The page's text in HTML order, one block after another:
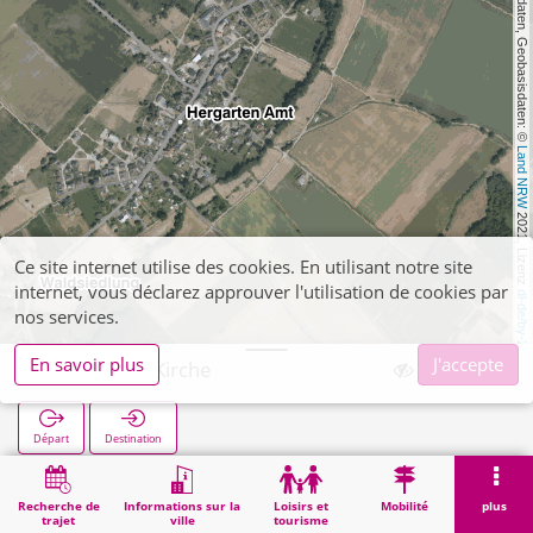
, Kartendaten, Geobasisdaten: ©
Land NRW
2021, Lizenz
dl-de/by-2-0
Recherche de
trajet
Informations sur la
ville
Loisirs et
tourisme
Mobilité plus
Hergarten Kirche
Départ Destination
Démarrage Hergarten Kirche
Ce site internet utilise des cookies. En utilisant notre site
internet, vous déclarez approuver l'utilisation de cookies par
nos services.
En savoir plus
J'accepte